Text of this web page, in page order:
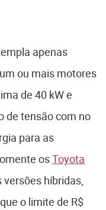
apenas
ou mais motores
de 40 kW e
de tensão com no
para as
osToyota
híbridas,
o limite de R$